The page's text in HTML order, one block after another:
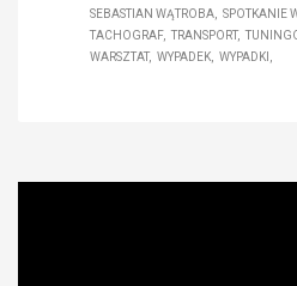
SEBASTIAN WĄTROBA
SPOTKANIE
TACHOGRAF
TRANSPORT
WARSZTAT
WYPADEK WYPADKI